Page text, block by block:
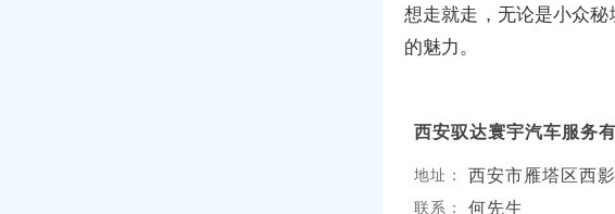
想走就走，无论是小众
的魅力。
西安驭达寰宇汽车服务
地址： 西安市雁塔区西
联系： 何先生